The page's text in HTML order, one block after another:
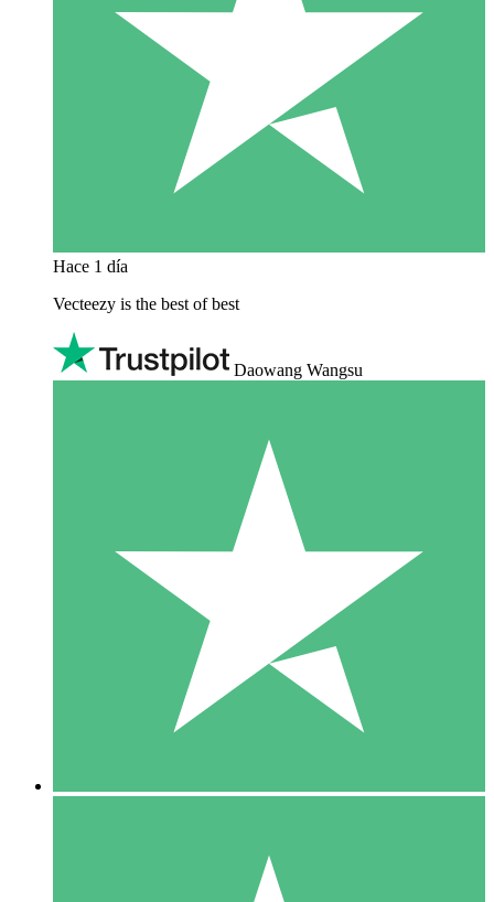
Hace 1 día
Vecteezy is the best of best
Daowang Wangsu